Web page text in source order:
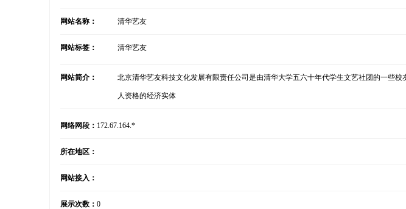
网站名称： 清华艺友
网站标签： 清华艺友
网站简介： 北京清华艺友科技文化发展有限责任公司是由清华大学五六十年代学生文艺社团的一些
人资格的经济实体
网络网段： 172.67.164.*
所在地区：
网站接入：
展示次数： 0